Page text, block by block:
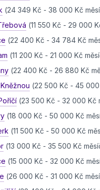
(24 349 Kč - 38 000 Kč
(11 550 Kč - 29 000
(22 400 Kč - 34 784 Kč
(11 200 Kč - 21 000 Kč
(22 400 Kč - 26 880 Kč
(22 500 Kč - 45
(23 500 Kč - 32 000 Kč
(18 000 Kč - 50 000 Kč
(11 500 Kč - 50 000 Kč
(13 000 Kč - 35 500 Kč
(15 000 Kč - 32 000 Kč
(26 000 Kč - 31 000 Kč